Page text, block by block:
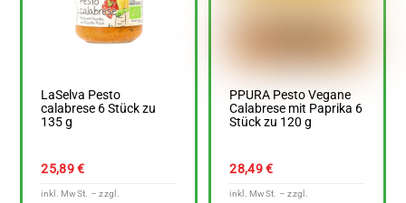
LaSelva Pesto
calabrese 6 Stück zu
135 g
25,89€
PPURA Pesto Vegane
Calabrese mit Paprika 6
Stück zu 120 g
28,49€